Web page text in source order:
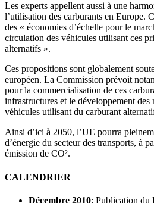
Les experts appellent aussi à une
l’utilisation des carburants en Europe.
des « économies d’échelle pour le
circulation des véhicules utilisant ces
alternatifs ».
Ces propositions sont globalement
européen. La Commission prévoit
pour la commercialisation de ces
infrastructures et le développement des
véhicules utilisant du carburant
Ainsi d’ici à 2050, l’UE pourra
d’énergie du secteur des transports, à
émission de CO².
CALENDRIER
Décembre 2010: Publication du